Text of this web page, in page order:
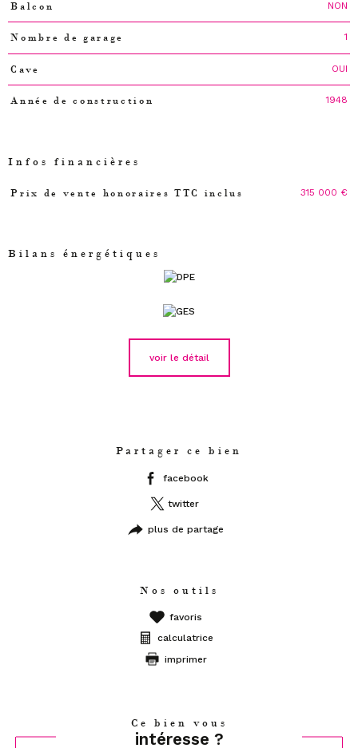
Balcon NON
Nombre de garage 1
Cave OUI
Année de construction 1948
Infos financières
Caractéristiques Valeurs
Prix de vente honoraires TTC inclus 315 000 €
Bilans énergétiques
voir le détail
Partager ce bien
facebook
twitter
plus de partage
Nos outils
favoris
calculatrice
imprimer
Ce bien vous
intéresse ?